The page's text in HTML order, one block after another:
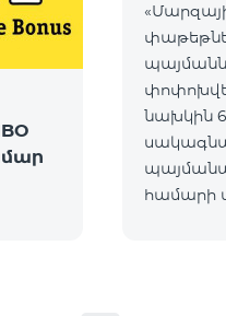
նախկին
համարի